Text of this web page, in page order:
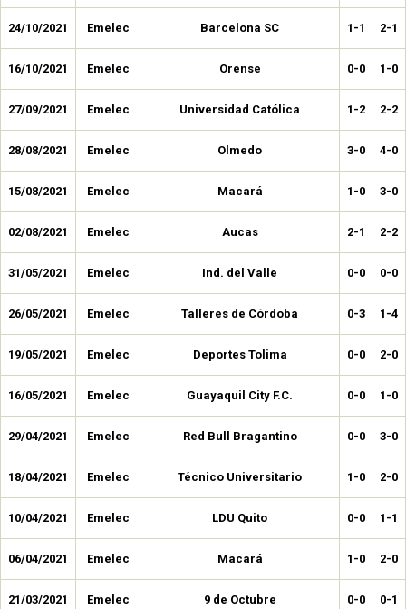
24/10/2021 Emelec Barcelona SC 1-1 2-1
16/10/2021 Emelec Orense 0-0 1-0
27/09/2021 Emelec Universidad Católica 1-2 2-2
28/08/2021 Emelec Olmedo 3-0 4-0
15/08/2021 Emelec Macará 1-0 3-0
02/08/2021 Emelec Aucas 2-1 2-2
31/05/2021 Emelec Ind. del Valle 0-0 0-0
26/05/2021 Emelec Talleres de Córdoba 0-3 1-4
19/05/2021 Emelec Deportes Tolima 0-0 2-0
16/05/2021 Emelec Guayaquil City F.C. 0-0 1-0
29/04/2021 Emelec Red Bull Bragantino 0-0 3-0
18/04/2021 Emelec Técnico Universitario 1-0 2-0
10/04/2021 Emelec LDU Quito 0-0 1-1
06/04/2021 Emelec Macará 1-0 2-0
21/03/2021 Emelec 9 de Octubre 0-0 0-1